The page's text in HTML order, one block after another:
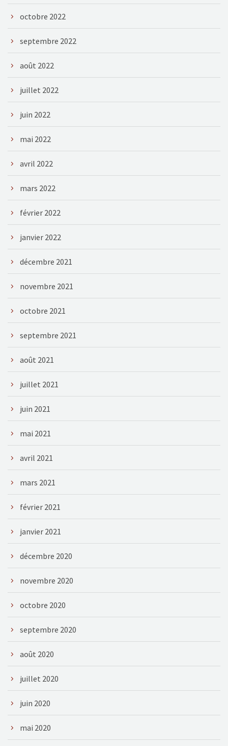
octobre 2022
septembre 2022
août 2022
juillet 2022
juin 2022
mai 2022
avril 2022
mars 2022
février 2022
janvier 2022
décembre 2021
novembre 2021
octobre 2021
septembre 2021
août 2021
juillet 2021
juin 2021
mai 2021
avril 2021
mars 2021
février 2021
janvier 2021
décembre 2020
novembre 2020
octobre 2020
septembre 2020
août 2020
juillet 2020
juin 2020
mai 2020